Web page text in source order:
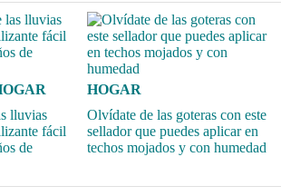
lluvias
fácil
de
HOGAR
Olvídate de las goteras con este
sellador que puedes aplicar en
techos mojados y con humedad